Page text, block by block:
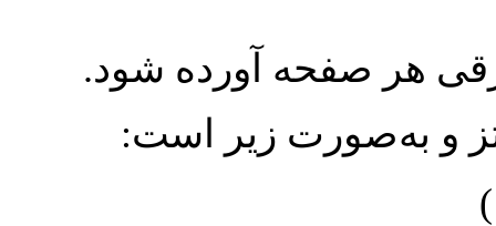
هر صفحه آورده شود.
و به‌صورت زیر است: